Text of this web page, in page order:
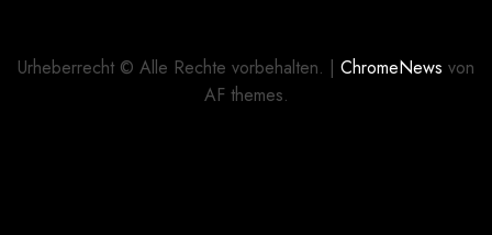
Urheberrecht © Alle Rechte vorbehalten. | ChromeNews von
AF themes.